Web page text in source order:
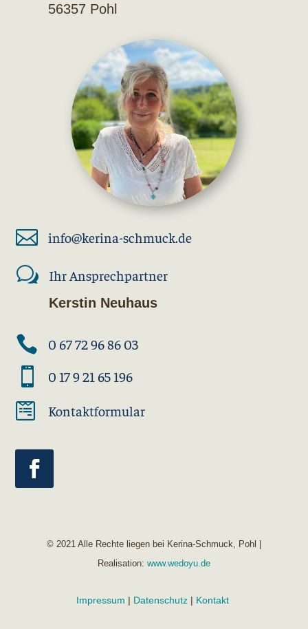
56357 Pohl
 info@kerina-schmuck.de
w Ihr Ansprechpartner
Kerstin Neuhaus
 0 67 72 96 86 03
 0 17 9 21 65 196
 Kontaktformular
© 2021 Alle Rechte liegen bei Kerina-Schmuck, Pohl |
Realisation: www.wedoyu.de
Impressum | Datenschutz| Kontakt